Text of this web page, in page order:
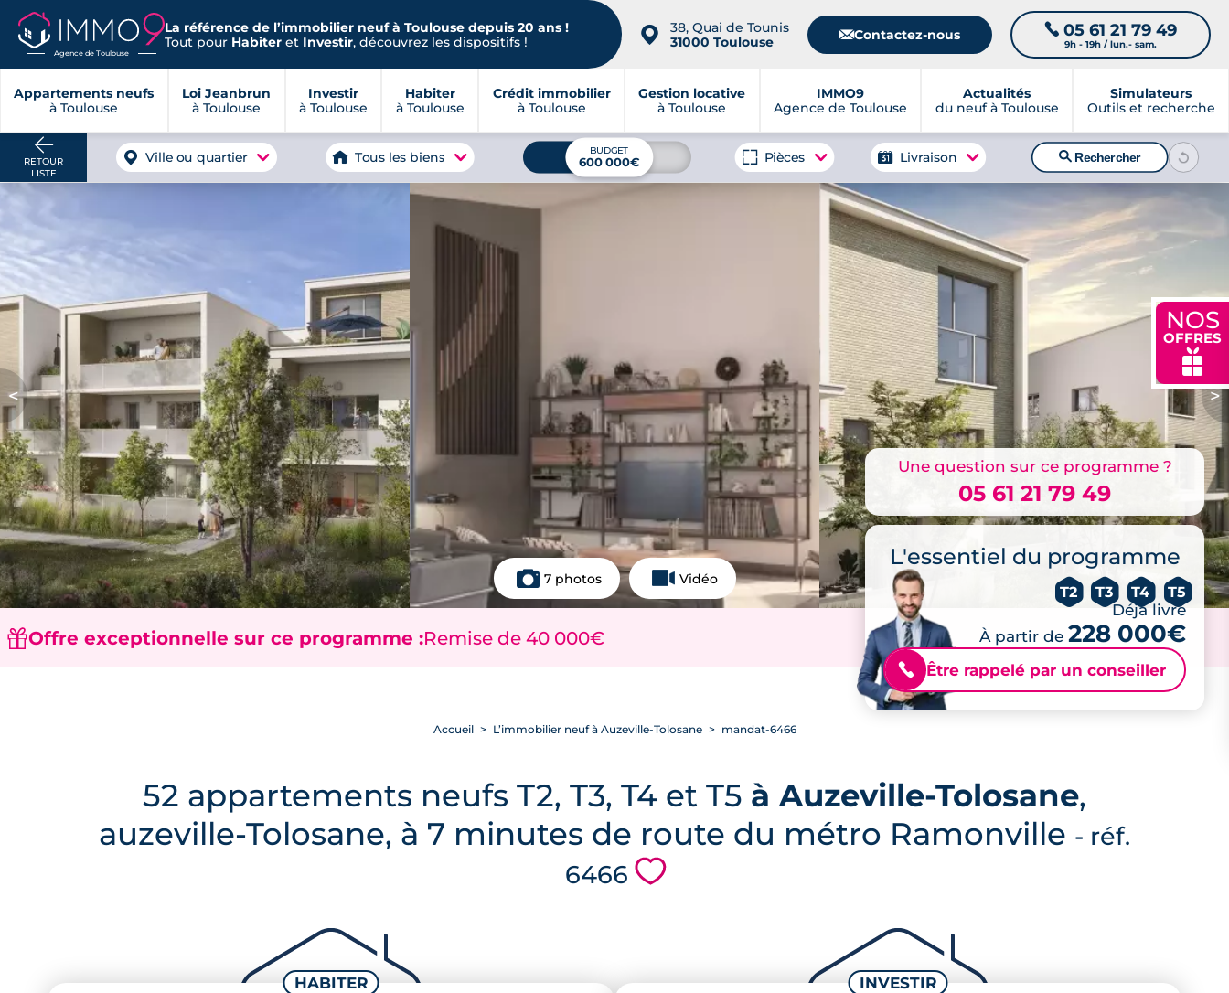
Agence de Toulouse
La référence de l’immobilier neuf à Toulouse depuis 20 ans !
Tout pour Habiter et Investir, découvrez les dispositifs ! 📍
38, Quai de Tounis
31000 Toulouse
📧Contactez-nous 📞 05 61 21 79 49
9h - 19h / lun.- sam.
Appartements neufs
à Toulouse
Loi Jeanbrun
à Toulouse
Investir
à Toulouse
Habiter
à Toulouse
Crédit immobilier
à Toulouse
Gestion locative
à Toulouse
IMMO9
Agence de Toulouse
Actualités
du neuf à Toulouse
Simulateurs
Outils et recherche
NOS
OFFRES
🎁
RETOUR
LISTE
Ville ou quartier Tous les biens BUDGET
600 000€ Pièces Livraison 🔍Rechercher
< >
7 photos Vidéo
Offre exceptionnelle sur ce programme :Remise de 40 000€
Une question sur ce programme ?
05 61 21 79 49
L'essentiel du programme
T2 T3 T4 T5
Déjà livré
À partir de 228 000€
📞 Être rappelé par un conseiller
Accueil L’immobilier neuf à Auzeville-Tolosane mandat-6466
52 appartements neufs T2, T3, T4 et T5 à Auzeville-Tolosane,
auzeville-Tolosane, à 7 minutes de route du métro Ramonville - réf.
6466 💗